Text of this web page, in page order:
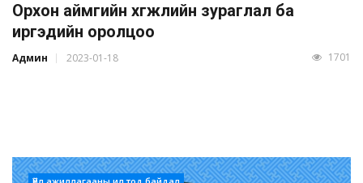
Орхон аймгийн хөгжлийн зураглал ба
иргэдийн оролцоо
Админ 2023-01-18 1701